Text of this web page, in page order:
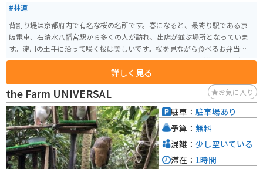
#林道
背割り堤は京都府内で有名な桜の名所です。春になると、最寄り駅である京
阪電車、石清水八幡宮駅から多くの人が訪れ、出店が並ぶ場所となっていま
す。淀川の土手に沿って咲く桜は美しいです。桜を見ながら食べるお弁当は格
別です。また、サイクリングロードもあり、一年通じて人々が集まる場所と
詳しく見る
the Farm UNIVERSAL お気に入り
駐車： 駐車場あり
予算： 無料
混雑： 少し空いている
滞在： 1時間